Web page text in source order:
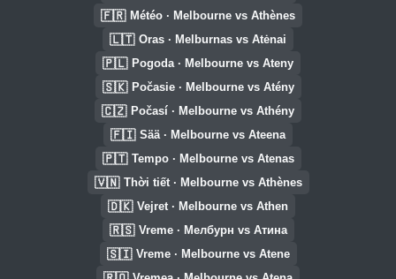
🇫🇷 Météo · Melbourne vs Athènes
🇱🇹 Oras · Melburnas vs Atėnai
🇵🇱 Pogoda · Melbourne vs Ateny
🇸🇰 Počasie · Melbourne vs Atény
🇨🇿 Počasí · Melbourne vs Athény
🇫🇮 Sää · Melbourne vs Ateena
🇵🇹 Tempo · Melbourne vs Atenas
🇻🇳 Thời tiết · Melbourne vs Athènes
🇩🇰 Vejret · Melbourne vs Athen
🇷🇸 Vreme · Мелбурн vs Атина
🇸🇮 Vreme · Melbourne vs Atene